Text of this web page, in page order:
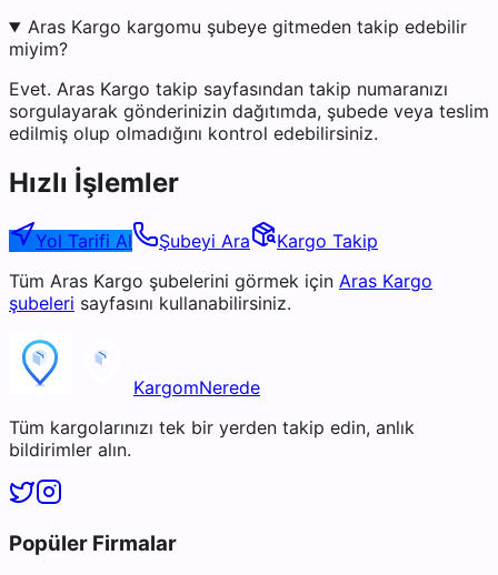
Aras Kargo kargomu şubeye gitmeden takip edebilir
miyim?
Evet. Aras Kargo takip sayfasından takip numaranızı
sorgulayarak gönderinizin dağıtımda, şubede veya teslim
edilmiş olup olmadığını kontrol edebilirsiniz.
Hızlı İşlemler
Yol Tarifi Al Şubeyi Ara
Kargo Takip
Tüm Aras Kargo şubelerini görmek için Aras Kargo
şubeleri sayfasını kullanabilirsiniz.
KargomNerede
Tüm kargolarınızı tek bir yerden takip edin, anlık
bildirimler alın.
Popüler Firmalar